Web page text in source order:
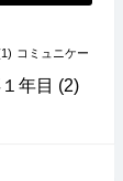
コミュニケー
年目 (2)